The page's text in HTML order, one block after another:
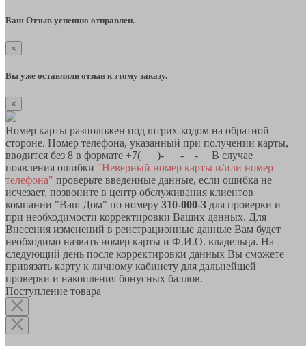
Ваш Отзыв успешно отправлен.
×
Вы уже оставляли отзыв к этому заказу.
×
Номер карты разположен под штрих-кодом на обратной
стороне. Номер телефона, указанный при получении карты,
вводится без 8 в формате +7(___)-___-__-__ В случае
появления ошибки "Неверный номер карты и/или номер
телефона" проверьте введенные данные, если ошибка не
исчезает, позвоните в центр обслуживания клиентов
компании "Ваш Дом" по номеру 310-000-3 для проверки и
при необходимости корректировки Ваших данных. Для
Внесения изменений в реистрационные данные Вам будет
необходимо назвать номер карты и Ф.И.О. владельца. На
следующий день после корректировки данных Вы сможете
привязать карту к личному кабинету для дальнейшей
проверки и накопления бонусных баллов.
Поступление товара